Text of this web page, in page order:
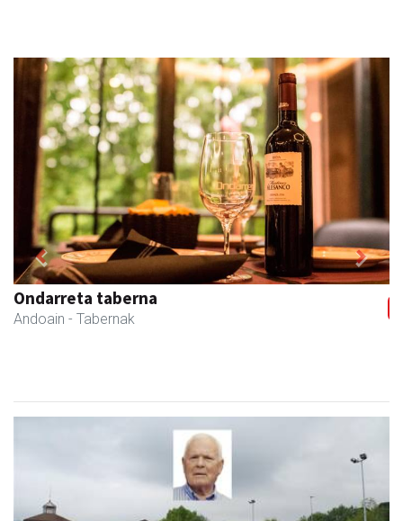
Ondarreta taberna
Andoain - Tabernak
Previous Next